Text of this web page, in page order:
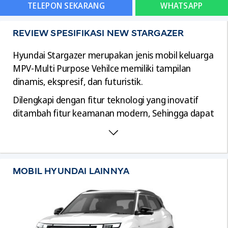
TELEPON SEKARANG WHATSAPP
REVIEW SPESIFIKASI NEW STARGAZER
Hyundai Stargazer merupakan jenis mobil keluarga
MPV-Multi Purpose Vehilce memiliki tampilan
dinamis, ekspresif, dan futuristik.
Dilengkapi dengan fitur teknologi yang inovatif
ditambah fitur keamanan modern, Sehingga dapat
praktis untuk kebutuhan mobilitas sehari-hari
hingga perjalanan jauh.
Performa Mesin Hyundai Stargazer
Mesin 1497 cc 4 Cylinders 16-valve HLA
Tenaga Mesin 115 PS 6300 rpm dan torsi 14.7
kg-m 4500 rpm
MOBIL HYUNDAI LAINNYA